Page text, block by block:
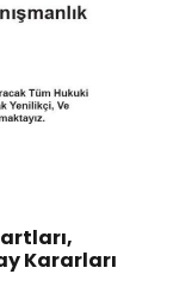
Kararları